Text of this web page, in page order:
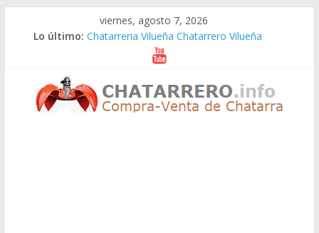
viernes, agosto 7, 2026
Lo último: Chatarreria Vilueña Chatarrero Vilueña
Chatarreria Zuera Chatarrero Zuera
Chatarreria Zaragoza Chatarrero Zaragoza
Chatarreria Zaida Chatarrero Zaida
Chatarreria Vistabella Chatarrero Vistabella